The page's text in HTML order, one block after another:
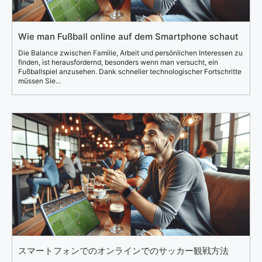
Wie man Fußball online auf dem Smartphone schaut
Die Balance zwischen Familie, Arbeit und persönlichen Interessen zu
finden, ist herausfordernd, besonders wenn man versucht, ein
Fußballspiel anzusehen. Dank schneller technologischer Fortschritte
müssen Sie...
スマートフォンでのオンラインでのサッカー観戦方法